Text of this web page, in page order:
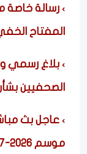
رسالة خاصة
المفتاح
بلاغ رسمي
الصحفيين
عاجل بث
موسم 2026-2027